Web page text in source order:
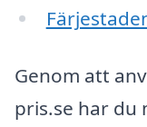
Genom att
pris.se har du